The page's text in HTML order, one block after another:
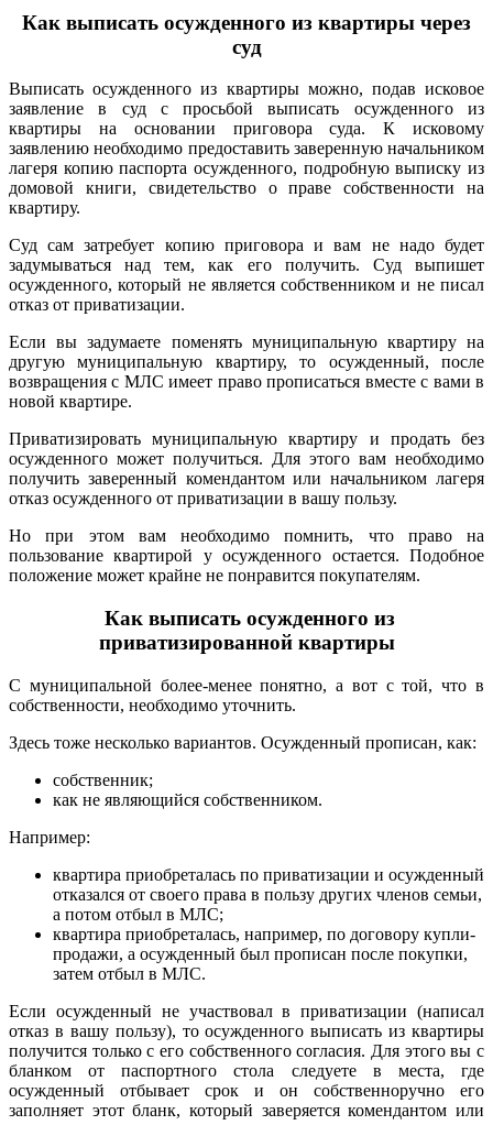
Как выписать осужденного из квартиры через
суд
Выписать осужденного из квартиры можно, подав исковое
заявление в суд с просьбой выписать осужденного из
квартиры на основании приговора суда. К исковому
заявлению необходимо предоставить заверенную начальником
лагеря копию паспорта осужденного, подробную выписку из
домовой книги, свидетельство о праве собственности на
квартиру.
Суд сам затребует копию приговора и вам не надо будет
задумываться над тем, как его получить. Суд выпишет
осужденного, который не является собственником и не писал
отказ от приватизации.
Если вы задумаете поменять муниципальную квартиру на
другую муниципальную квартиру, то осужденный, после
возвращения с МЛС имеет право прописаться вместе с вами в
новой квартире.
Приватизировать муниципальную квартиру и продать без
осужденного может получиться. Для этого вам необходимо
получить заверенный комендантом или начальником лагеря
отказ осужденного от приватизации в вашу пользу.
Но при этом вам необходимо помнить, что право на
пользование квартирой у осужденного остается. Подобное
положение может крайне не понравится покупателям.
Как выписать осужденного из
приватизированной квартиры
С муниципальной более-менее понятно, а вот с той, что в
собственности, необходимо уточнить.
Здесь тоже несколько вариантов. Осужденный прописан, как:
собственник;
как не являющийся собственником.
Например:
квартира приобреталась по приватизации и осужденный
отказался от своего права в пользу других членов семьи,
а потом отбыл в МЛС;
квартира приобреталась, например, по договору купли-
продажи, а осужденный был прописан после покупки,
затем отбыл в МЛС.
Если осужденный не участвовал в приватизации (написал
отказ в вашу пользу), то осужденного выписать из квартиры
получится только с его собственного согласия. Для этого вы с
бланком от паспортного стола следуете в места, где
осужденный отбывает срок и он собственноручно его
заполняет этот бланк, который заверяется комендантом или